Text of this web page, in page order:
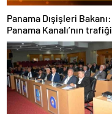
Panama Dışişleri Bakanı:
Panama Kanalı’nın trafiği
artıyor